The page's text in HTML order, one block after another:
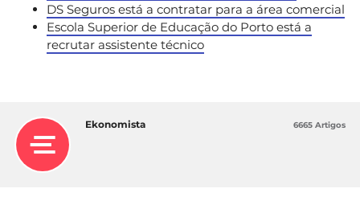
DS Seguros está a contratar para a área comercial
Escola Superior de Educação do Porto está a
recrutar assistente técnico
Ekonomista 6665 Artigos